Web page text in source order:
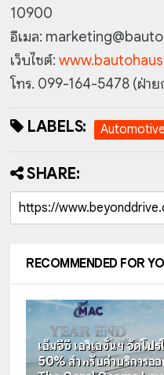
10900
อีเมล:
เว็บไซต์:
โทร. 099-164-5478 (ฝ่า
LABELS: Automotive
SHARE:
RECOMMENDED FOR
เอ็มจีซี เอวิเอชั่นฯ จัดโ
50% สำหรับค่าบริการอ